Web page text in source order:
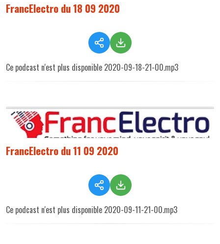
FrancElectro du 18 09 2020
Ce podcast n'est plus disponible 2020-09-18-21-00.mp3
FrancElectro du 11 09 2020
Ce podcast n'est plus disponible 2020-09-11-21-00.mp3